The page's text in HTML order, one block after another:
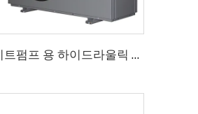
R32&R290 모노블록 히트펌프 용 하이드라울릭 모듈 설치를 간소화하고 공간을 절약